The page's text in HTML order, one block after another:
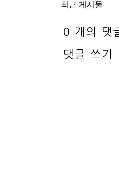
최근 게시물
0 개의 댓
댓글 쓰기